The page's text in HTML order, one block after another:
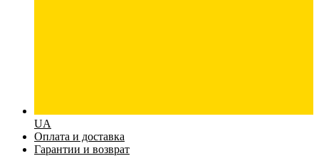
UA
Оплата и доставка
Гарантии и возврат